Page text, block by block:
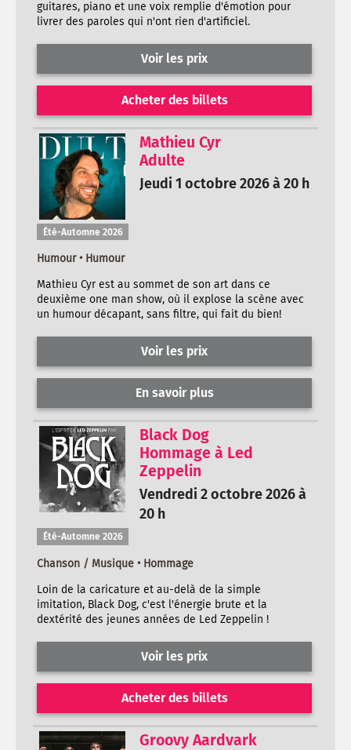
guitares, piano et une voix remplie d'émotion pour
livrer des paroles qui n'ont rien d'artificiel.
Voir les prix
Acheter des billets
Mathieu Cyr
Adulte
Jeudi 1 octobre 2026 à 20 h
Été-Automne 2026
Humour • Humour
Mathieu Cyr est au sommet de son art dans ce
deuxième one man show, où il explose la scène avec
un humour décapant, sans filtre, qui fait du bien!
Voir les prix
En savoir plus
Black Dog
Hommage à Led
Zeppelin
Vendredi 2 octobre 2026 à
20 h
Été-Automne 2026
Chanson / Musique • Hommage
Loin de la caricature et au-delà de la simple
imitation, Black Dog, c'est l'énergie brute et la
dextérité des jeunes années de Led Zeppelin !
Voir les prix
Acheter des billets
Groovy Aardvark